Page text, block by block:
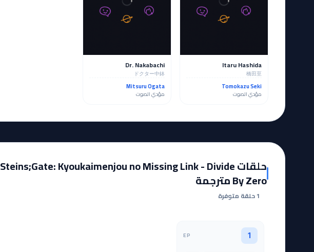
Itaru Hashida
橋田至
Tomokazu Seki
مؤدي الصوت
Dr. Nakabachi
ドクター中鉢
Mitsuru Ogata
مؤدي الصوت
حلقات Steins;Gate: Kyoukaimenjou no Missing Link - Divide
By Zero مترجمة
1 حلقة متوفرة
1
EP